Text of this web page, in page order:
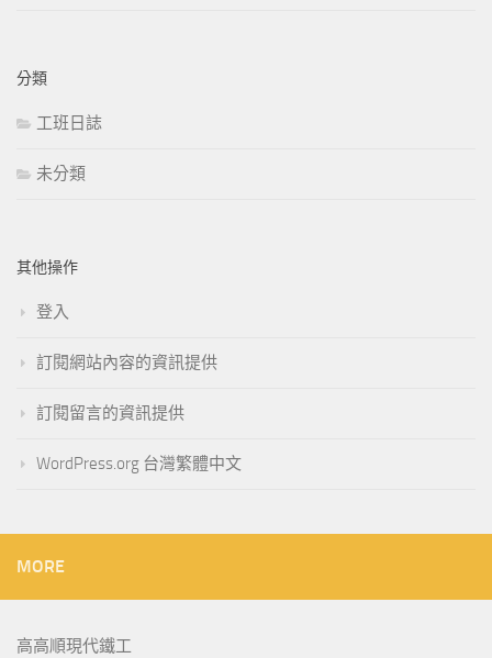
分類
工班日誌
未分類
其他操作
登入
訂閱網站內容的資訊提供
訂閱留言的資訊提供
WordPress.org 台灣繁體中文
MORE
高高順現代鐵工